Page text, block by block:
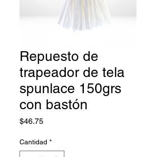
Repuesto de
trapeador de tela
spunlace 150grs
con bastón
$46.75Precio
Cantidad *